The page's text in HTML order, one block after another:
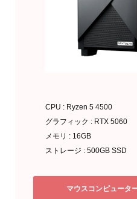
CPU : Ryzen 5 4500
グラフィック : RTX 5060
メモリ : 16GB
ストレージ : 500GB SSD
マウスコンピュータ